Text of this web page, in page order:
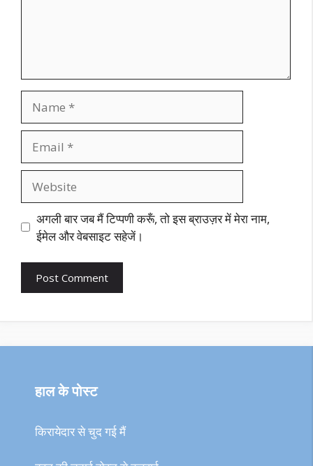
अगली बार जब मैं टिप्पणी करूँ, तो इस ब्राउज़र में मेरा नाम,
ईमेल और वेबसाइट सहेजें।
हाल के पोस्ट
किरायेदार से चुद गई मैं